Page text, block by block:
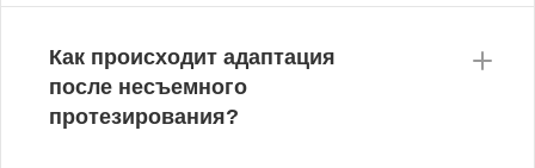
Как происходит адаптация
после несъемного
протезирования?